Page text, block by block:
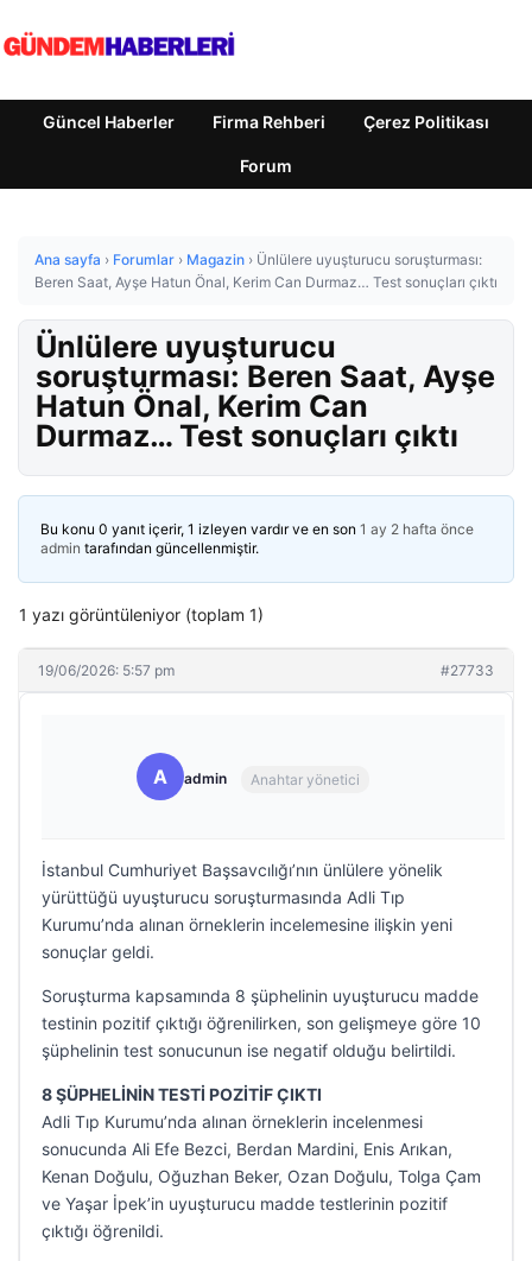
Güncel Haberler Firma Rehberi Çerez Politikası
Forum
Ana sayfa › Forumlar › Magazin › Ünlülere uyuşturucu soruşturması:
Beren Saat, Ayşe Hatun Önal, Kerim Can Durmaz… Test sonuçları çıktı
Ünlülere uyuşturucu
soruşturması: Beren Saat, Ayşe
Hatun Önal, Kerim Can
Durmaz… Test sonuçları çıktı
Bu konu 0 yanıt içerir, 1 izleyen vardır ve en son 1 ay 2 hafta önce
admin tarafından güncellenmiştir.
1 yazı görüntüleniyor (toplam 1)
19/06/2026: 5:57 pm #27733
A admin Anahtar yönetici
İstanbul Cumhuriyet Başsavcılığı’nın ünlülere yönelik
yürüttüğü uyuşturucu soruşturmasında Adli Tıp
Kurumu’nda alınan örneklerin incelemesine ilişkin yeni
sonuçlar geldi.
Soruşturma kapsamında 8 şüphelinin uyuşturucu madde
testinin pozitif çıktığı öğrenilirken, son gelişmeye göre 10
şüphelinin test sonucunun ise negatif olduğu belirtildi.
8 ŞÜPHELİNİN TESTİ POZİTİF ÇIKTI
Adli Tıp Kurumu’nda alınan örneklerin incelenmesi
sonucunda Ali Efe Bezci, Berdan Mardini, Enis Arıkan,
Kenan Doğulu, Oğuzhan Beker, Ozan Doğulu, Tolga Çam
ve Yaşar İpek’in uyuşturucu madde testlerinin pozitif
çıktığı öğrenildi.